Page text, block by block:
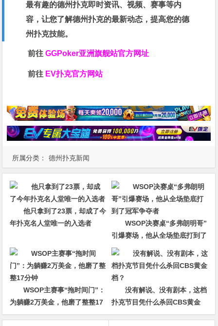
所属分类： 德州扑克新闻
最有趣的德州扑克即时资讯、视频、赛事等内
容，让您了解德州扑克的最新动态，提高您的德
州扑克技能。
前往GGPoker亚洲旗舰站官方网址
前往 EV扑克官方网站
他只拿到了23票，却成了今
年扑克名人堂唯一的入选者
WSOP决赛桌“多弗朗明哥”
引爆赛场，他从全场垫底打到了
冠军争夺者
WSOP主赛事“拖时间门”：
为躺赚2万美金，他磨了整整17
分钟
没有解说、没有剧本，这档
扑克节目凭什么杀回CBS黄金
档？